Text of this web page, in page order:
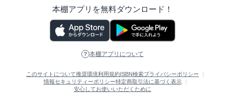
本棚アプリを無料ダウンロード！
本棚アプリについて
このサイトについて推奨環境利用規約 ISBN検索プライバシーポリシー
情報セキュリティーポリシー特定商取引法に基づく表示
安心してお使いいただくために